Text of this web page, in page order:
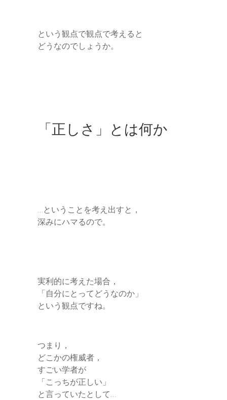
という観点で観点で考えると
どうなのでしょうか。
「正しさ」とは何か
…ということを考え出すと，
深みにハマるので。
実利的に考えた場合，
「自分にとってどうなのか」
という観点ですね。
つまり，
どこかの権威者，
すごい学者が
「こっちが正しい」
と言っていたとして…